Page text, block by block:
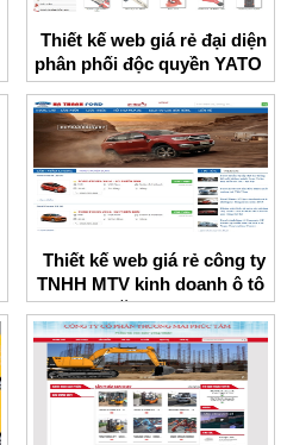
Thiết kế web giá rẻ đại diện
phân phối độc quyền YATO
Thiết kế web giá rẻ công ty
TNHH MTV kinh doanh ô tô
Thăng Long